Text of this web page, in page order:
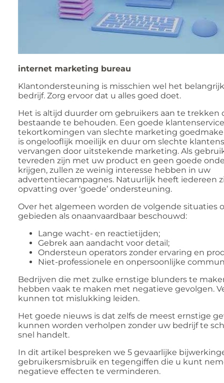
internet marketing bureau
Klantondersteuning is misschien wel het
bedrijf. Zorg ervoor dat u alles goed doet.
Het is altijd duurder om gebruikers aan te trekken
bestaande te behouden. Een goede
tekortkomingen van slechte marketing
is ongelooflijk moeilijk en duur om slechte
vervangen door uitstekende marketing. Als
tevreden zijn met uw product en geen goede
krijgen, zullen ze weinig interesse hebben in uw
advertentiecampagnes. Natuurlijk heeft iedereen
opvatting over ‘goede’ ondersteuning.
Over het algemeen worden de volgende situaties
gebieden als onaanvaardbaar beschouwd:
Lange wacht- en reactietijden;
Gebrek aan aandacht voor detail;
Ondersteun operators zonder ervaring en
Niet-professionele en onpersoonlijke
Bedrijven die met zulke ernstige blunders te
hebben vaak te maken met negatieve gevolgen.
kunnen tot mislukking leiden.
Het goede nieuws is dat zelfs de meest ernstige
kunnen worden verholpen zonder uw bedrijf te
snel handelt.
In dit artikel bespreken we 5 gevaarlijke
gebruikersmisbruik en tegengiffen die u kunt
negatieve effecten te verminderen.